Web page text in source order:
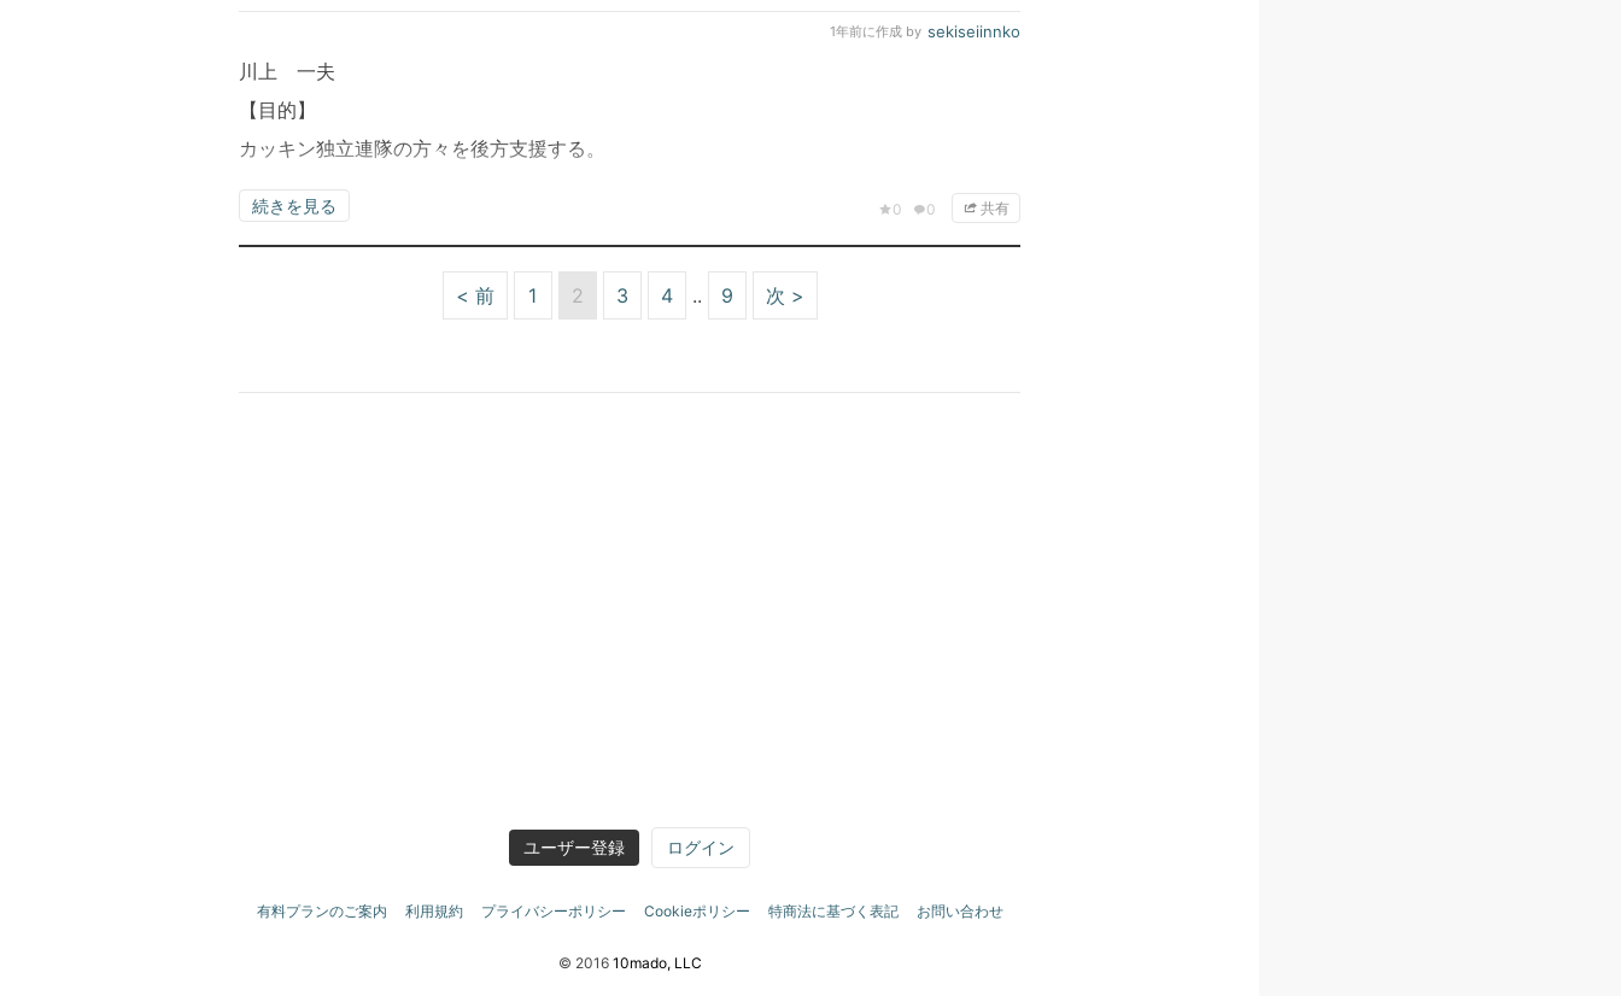
1年前に作成 by sekiseiinnko
0 0 共有
川上 一夫
【目的】
カッキン独立連隊の方々を後方支援する。
続きを見る
< 前 1 2 3 4 9 次 >
ユーザー登録 ログイン
有料プランのご案内 利用規約 プライバシーポリシー Cookieポリシー 特商法に基づく表記 お問い合わせ
© 2016 10mado, LLC